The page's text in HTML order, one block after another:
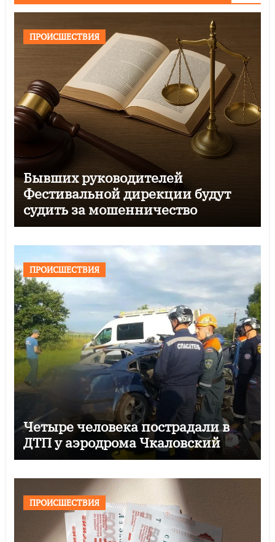
ПРОИСШЕСТВИЯ
Бывших руководителей
Фестивальной дирекции будут
судить за мошенничество
ПРОИСШЕСТВИЯ
Четыре человека пострадали в
ДТП у аэродрома Чкаловский
ПРОИСШЕСТВИЯ